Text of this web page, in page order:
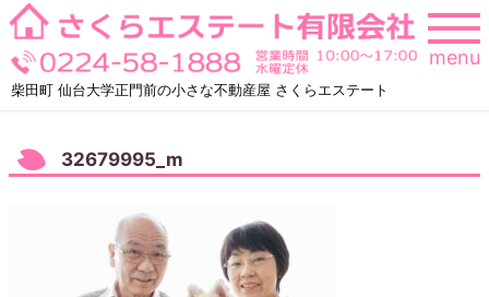
Skip
to
content
柴田町 仙台大学正門前の小さな不動産屋 さくらエステート
menu
32679995_m